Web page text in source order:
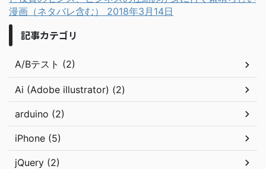
漫画（ネタバレ含む） 2018年3月14日
記事カテゴリ
A/Bテスト (2)
Ai (Adobe illustrator) (2)
arduino (2)
iPhone (5)
jQuery (2)